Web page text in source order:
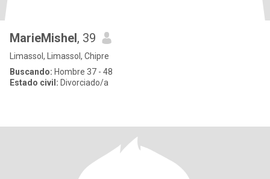
MarieMishel, 39
Limassol, Limassol, Chipre
Buscando: Hombre 37 - 48
Estado civil: Divorciado/a